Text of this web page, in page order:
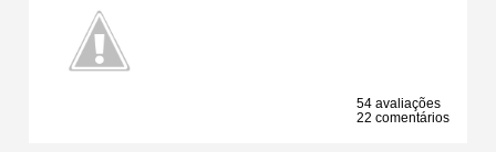
54 avaliações
22 comentários